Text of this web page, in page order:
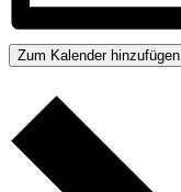
Zum Kalender hinzufügen